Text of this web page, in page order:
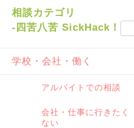
相談カテゴリ
-四苦八苦 SickHack！
学校・会社・働く
アルバイトでの相談
会社・仕事に行きたく
ない